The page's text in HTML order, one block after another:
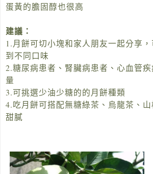
蛋黃的膽固醇也很高
建議：
1.月餅可切小塊和家人朋友一起分享
到不同口味
2.糖尿病患者、腎臟病患者、心血管
量
3.可挑選少油少糖的的月餅種類
4.吃月餅可搭配無糖綠茶、烏龍茶、
甜膩